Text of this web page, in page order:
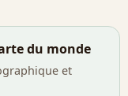
du monde
et